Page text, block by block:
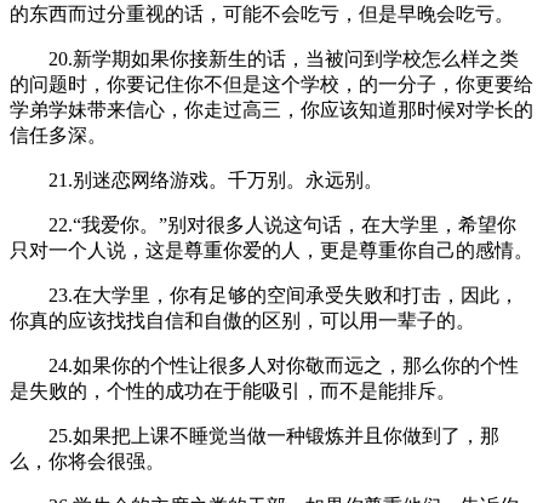
的东西而过分重视的话，可能不会吃亏，但是早晚会吃亏。
20.新学期如果你接新生的话，当被问到学校怎么样之类
的问题时，你要记住你不但是这个学校，的一分子，你更要给
学弟学妹带来信心，你走过高三，你应该知道那时候对学长的
信任多深。
21.别迷恋网络游戏。千万别。永远别。
22.“我爱你。”别对很多人说这句话，在大学里，希望你
只对一个人说，这是尊重你爱的人，更是尊重你自己的感情。
23.在大学里，你有足够的空间承受失败和打击，因此，
你真的应该找找自信和自傲的区别，可以用一辈子的。
24.如果你的个性让很多人对你敬而远之，那么你的个性
是失败的，个性的成功在于能吸引，而不是能排斥。
25.如果把上课不睡觉当做一种锻炼并且你做到了，那
么，你将会很强。